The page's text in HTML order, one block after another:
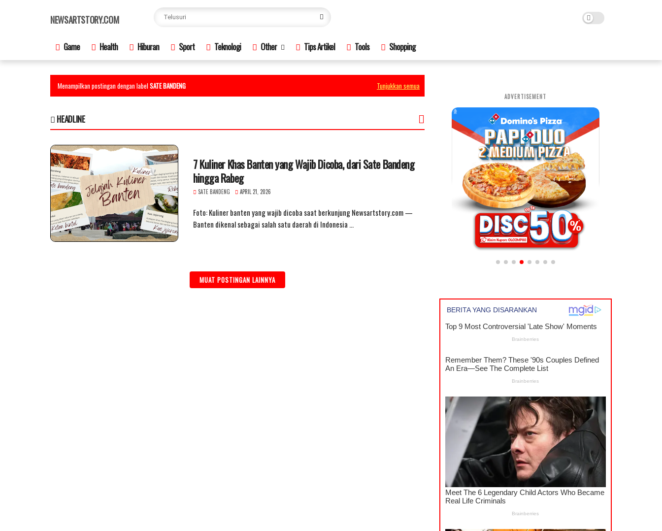
NEWSARTSTORY.COM
Game Health Hiburan Sport Teknologi Other Tips Artikel Tools Shopping
Menampilkan postingan dengan labelSATE BANDENG Tunjukkan semua
HEADLINE
7 Kuliner Khas Banten yang Wajib Dicoba, dari Sate Bandeng
hingga Rabeg
SATE BANDENG APRIL 21, 2026
Foto: Kuliner banten yang wajib dicoba saat berkunjung Newsartstory.com —
Banten dikenal sebagai salah satu daerah di Indonesia …
MUAT POSTINGAN LAINNYA
ADVERTISEMENT